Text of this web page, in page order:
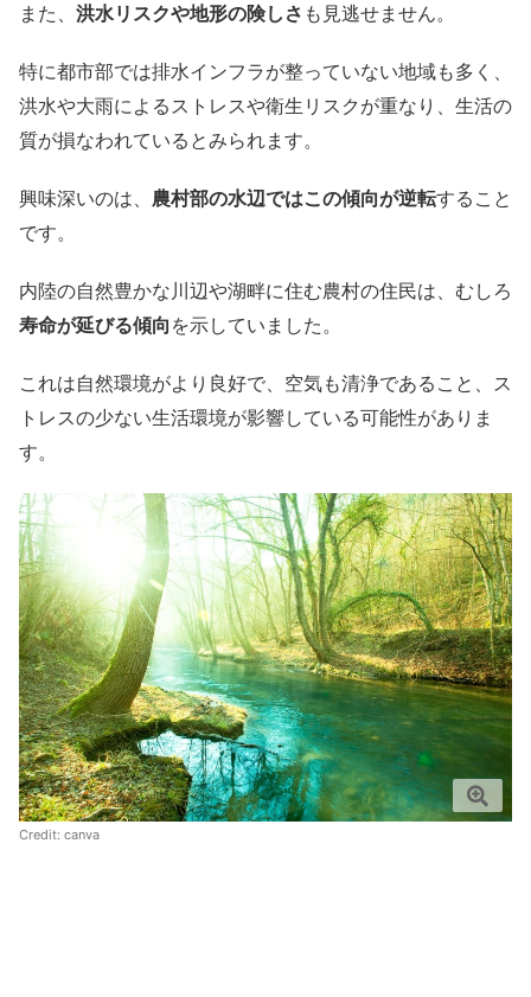
また、 洪水リスクや地形の険しさ も見逃せません。
特に都市部では排水インフラが整っていない地域も多く、
洪水や大雨によるストレスや衛生リスクが重なり、生活の
質が損なわれているとみられます。
興味深いのは、 農村部の水辺ではこの傾向が逆転すること
です。
内陸の自然豊かな川辺や湖畔に住む農村の住民は、むしろ
寿命が延びる傾向 を示していました。
これは自然環境がより良好で、空気も清浄であること、ス
トレスの少ない生活環境が影響している可能性がありま
す。
Credit: canva